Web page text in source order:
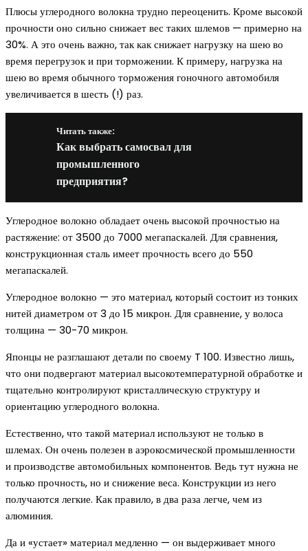
Плюсы углеродного волокна трудно переоценить. Кроме высокой
прочности оно сильно снижает вес таких шлемов — примерно на
30%. А это очень важно, так как снижает нагрузку на шею во
время перегрузок и при торможении. К примеру, нагрузка на
шею во время обычного торможения гоночного автомобиля
увеличивается в шесть (!) раз.
Читать также:
Как выбрать самосвал для
промышленного
предприятия?
Углеродное волокно обладает очень высокой прочностью на
растяжение: от 3500 до 7000 мегапаскалей. Для сравнения,
конструкционная сталь имеет прочность всего до 550
мегапаскалей.
Углеродное волокно — это материал, который состоит из тонких
нитей диаметром от 3 до 15 микрон. Для сравнение, у волоса
толщина — 30-70 микрон.
Японцы не разглашают детали по своему T 100. Известно лишь,
что они подвергают материал высокотемпературной обработке и
тщательно контролируют кристаллическую структуру и
ориентацию углеродного волокна.
Естественно, что такой материал используют не только в
шлемах. Он очень полезен в аэрокосмической промышленности
и производстве автомобильных компонентов. Ведь тут нужна не
только прочность, но и снижение веса. Конструкции из него
получаются легкие. Как правило, в два раза легче, чем из
алюминия.
Да и «устает» материал медленно — он выдерживает много